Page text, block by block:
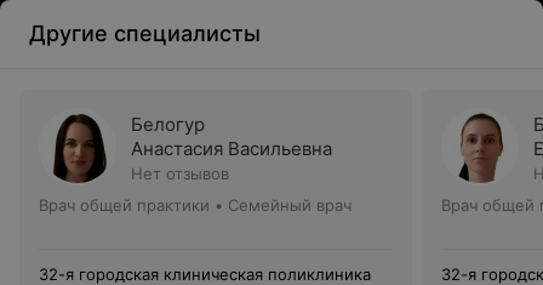
Другие специалисты
Белогур
Анастасия Васильевна
Нет отзывов
Врач общей практики • Семейный врач
32-я городская клиническая поликлиника
Врач общей
32-я